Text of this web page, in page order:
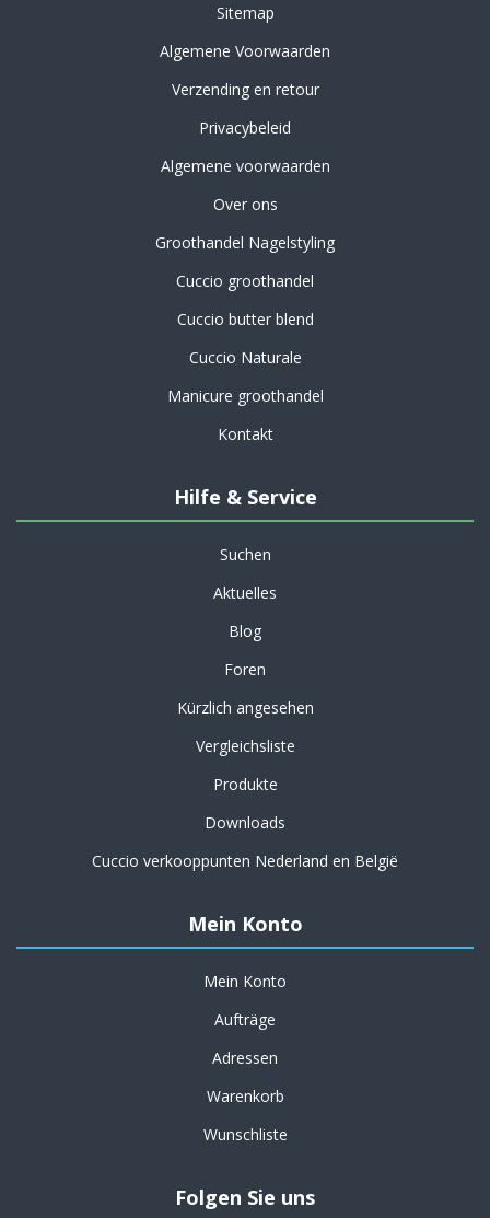
Sitemap
Algemene Voorwaarden
Verzending en retour
Privacybeleid
Algemene voorwaarden
Over ons
Groothandel Nagelstyling
Cuccio groothandel
Cuccio butter blend
Cuccio Naturale
Manicure groothandel
Kontakt
Hilfe & Service
Suchen
Aktuelles
Blog
Foren
Kürzlich angesehen
Vergleichsliste
Produkte
Downloads
Cuccio verkooppunten Nederland en België
Mein Konto
Mein Konto
Aufträge
Adressen
Warenkorb
Wunschliste
Folgen Sie uns